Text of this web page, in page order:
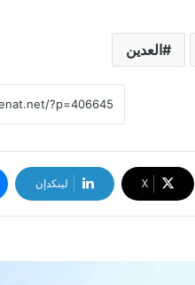
العدين
‫X لينكدإن